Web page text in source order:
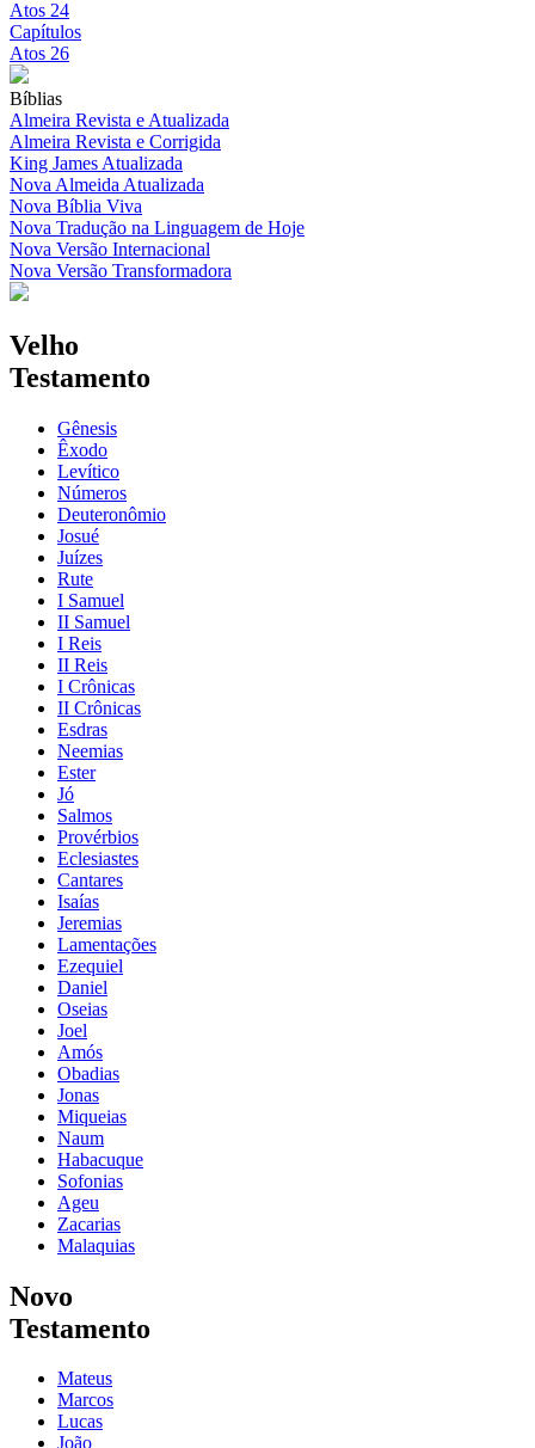
Atos 24
Capítulos
Atos 26
Bíblias
Almeira Revista e Atualizada
Almeira Revista e Corrigida
King James Atualizada
Nova Almeida Atualizada
Nova Bíblia Viva
Nova Tradução na Linguagem de Hoje
Nova Versão Internacional
Nova Versão Transformadora
Velho
Testamento
Gênesis
Êxodo
Levítico
Números
Deuteronômio
Josué
Juízes
Rute
I Samuel
II Samuel
I Reis
II Reis
I Crônicas
II Crônicas
Esdras
Neemias
Ester
Jó
Salmos
Provérbios
Eclesiastes
Cantares
Isaías
Jeremias
Lamentações
Ezequiel
Daniel
Oseias
Joel
Amós
Obadias
Jonas
Miqueias
Naum
Habacuque
Sofonias
Ageu
Zacarias
Malaquias
Novo
Testamento
Mateus
Marcos
Lucas
João